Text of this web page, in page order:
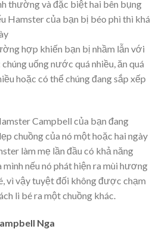
thường và đặc biệt hai bên bụng
Hamster của bạn bị béo phì thì khá
hợp khiến bạn bị nhầm lẫn với
uống nước quá nhiều, ăn quá
hoặc có thể chúng đang sắp xếp
Campbell của bạn đang
chuồng của nó một hoặc hai ngày
làm mẹ lần đầu có khả năng
nếu nó phát hiện ra mùi hương
vì vậy tuyệt đối không được chạm
li bé ra một chuồng khác.
Nga